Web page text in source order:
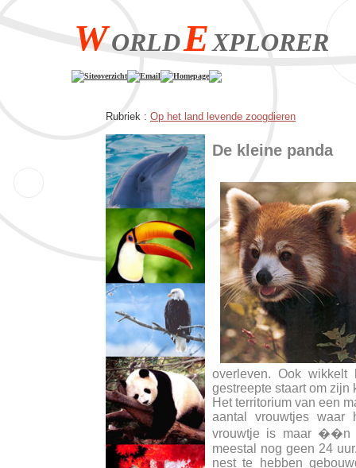
WORLDEXPLORER
Siteoverzicht Email Homepage
Rubriek : Op het land levende zoogdieren
De kleine panda
overleven. Ook
gestreepte staart om zijn
Het territorium van een
aantal vrouwtjes
vrouwtje is maar ��n
meestal nog geen 24
nest te hebben